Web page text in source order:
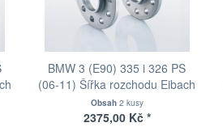
BMW 3 (E90) 335 i 326 PS
(06-11) Šířka rozchodu Eibach
Pro-Spacer S90-2-10-004
System2 Tloušťka 10mm
Obsah 2 kusy
2375,00 Kč *